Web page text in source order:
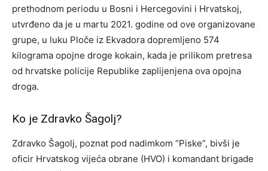
prethodnom periodu u Bosni i Hercegovini i Hrvatskoj,
utvrđeno da je u martu 2021. godine od ove organizovane
grupe, u luku Ploče iz Ekvadora dopremljeno 574
kilograma opojne droge kokain, kada je prilikom pretresa
od hrvatske policije Republike zaplijenjena ova opojna
droga.
Ko je Zdravko Šagolj?
Zdravko Šagolj, poznat pod nadimkom “Piske”, bivši je
oficir Hrvatskog vijeća obrane (HVO) i komandant brigade